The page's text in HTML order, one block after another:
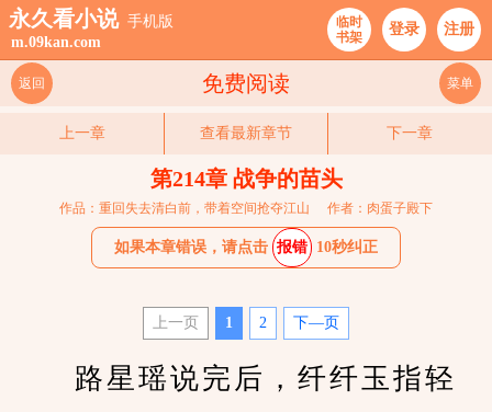
永久看小说 手机版
m.09kan.com
临时
书架
登录 注册
免费阅读
返回 菜单
上一章 查看最新章节 下一章
第214章 战争的苗头
作品：重回失去清白前，带着空间抢夺江山 作者：肉蛋子殿下
如果本章错误，请点击 报错 10秒纠正
上一页 1 2 下—页
路星瑶说完后，纤纤玉指轻